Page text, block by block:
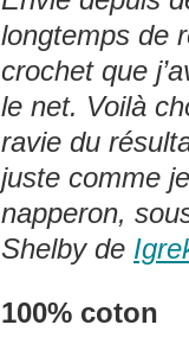
longtemps de
crochet que
le net. Voilà
ravie du
juste comme
napperon,
Shelby de
100% coton